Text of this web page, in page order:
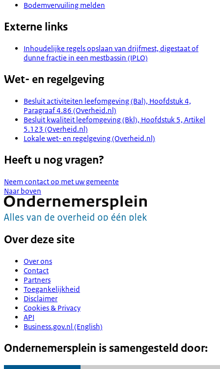
Bodemvervuiling melden
Externe links
Inhoudelijke regels opslaan van drijfmest, digestaat of
dunne fractie in een mestbassin (IPLO)
Wet- en regelgeving
Besluit activiteiten leefomgeving (Bal), Hoofdstuk 4,
Paragraaf 4.86 (Overheid.nl)
Besluit kwaliteit leefomgeving (Bkl), Hoofdstuk 5, Artikel
5.123 (Overheid.nl)
Lokale wet- en regelgeving (Overheid.nl)
Heeft u nog vragen?
Neem contact op met uw gemeente
Naar boven
Over deze site
Over ons
Contact
Partners
Toegankelijkheid
Disclaimer
Cookies & Privacy
API
Business.gov.nl (English)
Ondernemersplein is samengesteld door: